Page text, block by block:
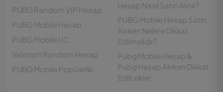
PUBG Random VIP Hesap
PUBG Mobile Hesap
PUBG Mobile UC
Valorant Random Hesap
PUBG Mobile Popülerlik
Hesap Nasıl Satın Alınır?
PUBG Mobile Hesap Satın
Alırken Nelere Dikkat
Edilmelidir?
Pubg Mobile Hesap &
Pubg Hesap Alırken Dikkat
Edilcekler